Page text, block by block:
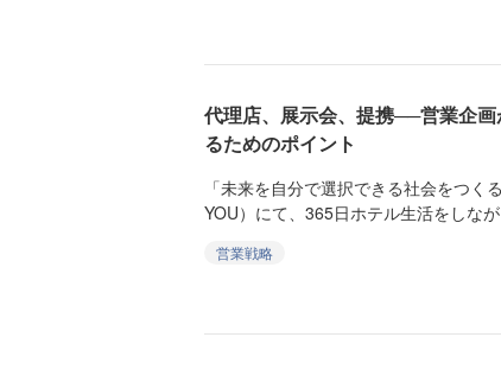
代理店、展示会、提携──営業企
るためのポイント
「未来を自分で選択できる社会をつ
YOU）にて、365日ホテル生活をしな
営業戦略